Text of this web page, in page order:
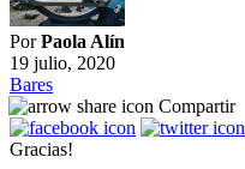
PorPaola Alín
19 julio, 2020
Bares
Compartir
Gracias!